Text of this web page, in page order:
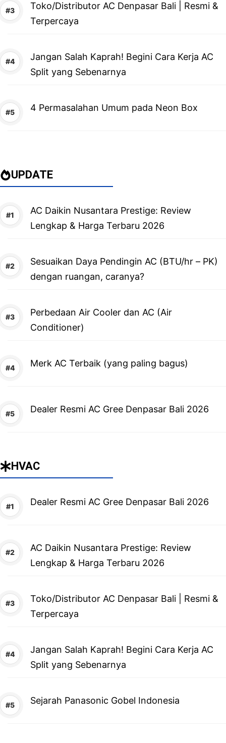
Toko/Distributor AC Denpasar Bali | Resmi &
Terpercaya
Jangan Salah Kaprah! Begini Cara Kerja AC
Split yang Sebenarnya
4 Permasalahan Umum pada Neon Box
UPDATE
AC Daikin Nusantara Prestige: Review
Lengkap & Harga Terbaru 2026
Sesuaikan Daya Pendingin AC (BTU/hr – PK)
dengan ruangan, caranya?
Perbedaan Air Cooler dan AC (Air
Conditioner)
Merk AC Terbaik (yang paling bagus)
Dealer Resmi AC Gree Denpasar Bali 2026
HVAC
Dealer Resmi AC Gree Denpasar Bali 2026
AC Daikin Nusantara Prestige: Review
Lengkap & Harga Terbaru 2026
Toko/Distributor AC Denpasar Bali | Resmi &
Terpercaya
Jangan Salah Kaprah! Begini Cara Kerja AC
Split yang Sebenarnya
Sejarah Panasonic Gobel Indonesia